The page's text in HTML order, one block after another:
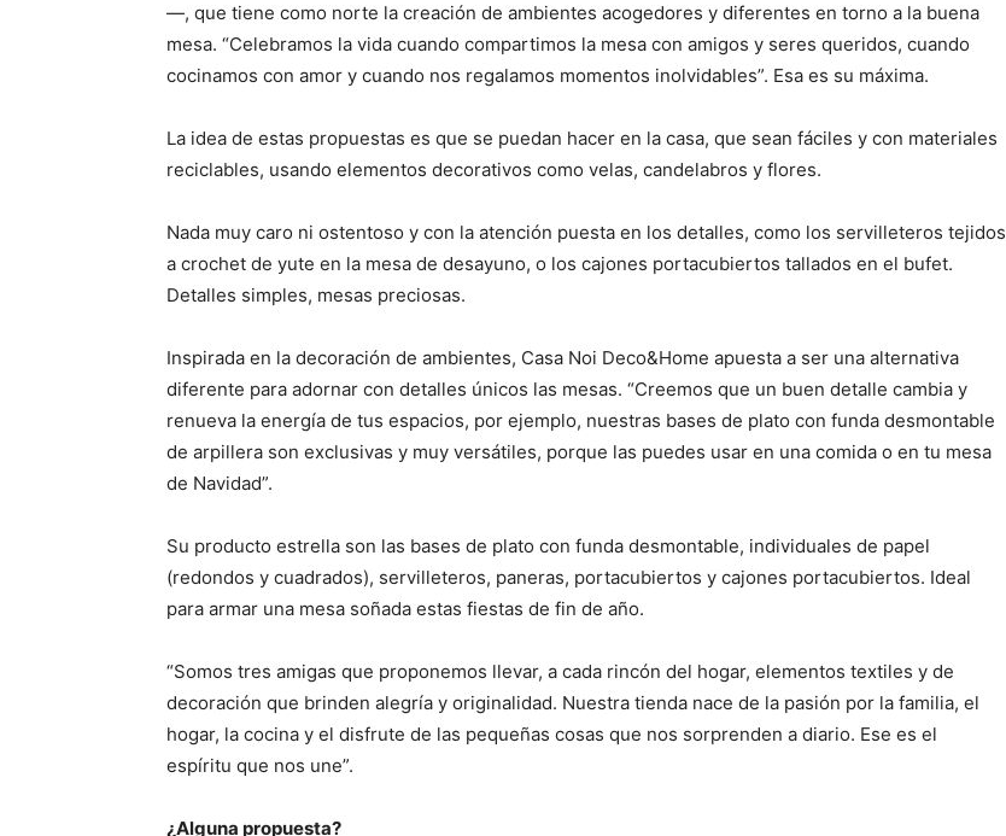
—, que tiene como norte la creación de ambientes acogedores y diferentes en torno a la buena
mesa. “Celebramos la vida cuando compartimos la mesa con amigos y seres queridos, cuando
cocinamos con amor y cuando nos regalamos momentos inolvidables”. Esa es su máxima.
La idea de estas propuestas es que se puedan hacer en la casa, que sean fáciles y con materiales
reciclables, usando elementos decorativos como velas, candelabros y flores.
Nada muy caro ni ostentoso y con la atención puesta en los detalles, como los servilleteros tejidos
a crochet de yute en la mesa de desayuno, o los cajones portacubiertos tallados en el bufet.
Detalles simples, mesas preciosas.
Inspirada en la decoración de ambientes, Casa Noi Deco&Home apuesta a ser una alternativa
diferente para adornar con detalles únicos las mesas. “Creemos que un buen detalle cambia y
renueva la energía de tus espacios, por ejemplo, nuestras bases de plato con funda desmontable
de arpillera son exclusivas y muy versátiles, porque las puedes usar en una comida o en tu mesa
de Navidad”.
Su producto estrella son las bases de plato con funda desmontable, individuales de papel
(redondos y cuadrados), servilleteros, paneras, portacubiertos y cajones portacubiertos. Ideal
para armar una mesa soñada estas fiestas de fin de año.
“Somos tres amigas que proponemos llevar, a cada rincón del hogar, elementos textiles y de
decoración que brinden alegría y originalidad. Nuestra tienda nace de la pasión por la familia, el
hogar, la cocina y el disfrute de las pequeñas cosas que nos sorprenden a diario. Ese es el
espíritu que nos une”.
¿Alguna propuesta?